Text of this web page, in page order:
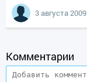
3 августа 2009
Комментарии